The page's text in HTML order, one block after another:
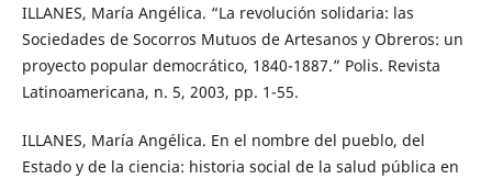
ILLANES, María Angélica. “La revolución solidaria: las
Sociedades de Socorros Mutuos de Artesanos y Obreros: un
proyecto popular democrático, 1840-1887.” Polis. Revista
Latinoamericana, n. 5, 2003, pp. 1-55.
ILLANES, María Angélica. En el nombre del pueblo, del
Estado y de la ciencia: historia social de la salud pública en